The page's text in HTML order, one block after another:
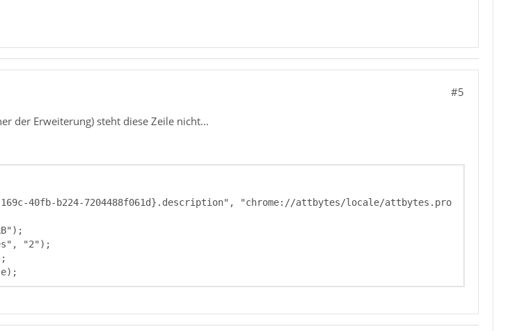
#5
der Erweiterung) steht diese Zeile nicht...
40fb-b224-7204488f061d}.description", "chrome://attbytes/locale/attbytes.pro